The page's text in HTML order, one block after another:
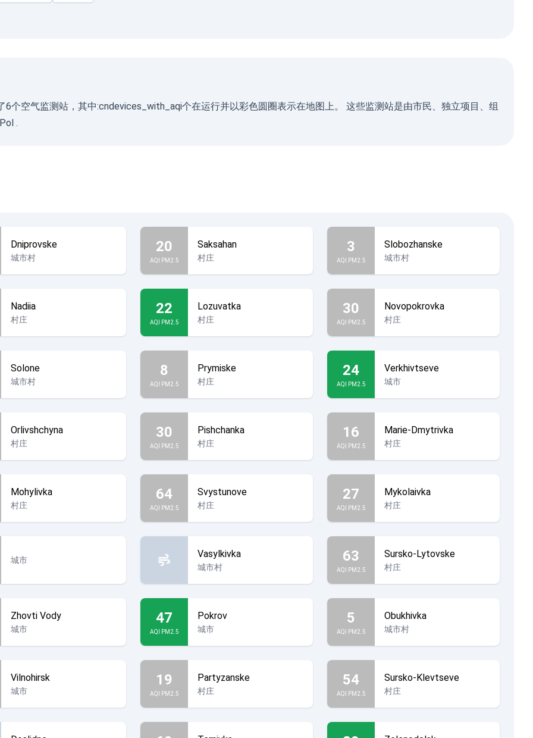
个空气监测站，其中:cndevices_with_aqi个在运行并以彩色圆圈表示在地图上。 这些监测站是由市民、独立项目、组
.
Dniprovske
城市村
20
AQI PM2.5
Saksahan
村庄
3
AQI PM2.5
Slobozhanske
城市村
Nadiia
村庄
22
AQI PM2.5
Lozuvatka
村庄
30
AQI PM2.5
Novopokrovka
村庄
Solone
城市村
8
AQI PM2.5
Prymiske
村庄
24
AQI PM2.5
Verkhivtseve
城市
Orlivshchyna
村庄
30
AQI PM2.5
Pishchanka
村庄
16
AQI PM2.5
Marie-Dmytrivka
村庄
Mohylivka
村庄
64
AQI PM2.5
Svystunove
村庄
27
AQI PM2.5
Mykolaivka
村庄
城市
Vasylkivka
城市村
63
AQI PM2.5
Sursko-Lytovske
村庄
Zhovti Vody
城市
47
AQI PM2.5
Pokrov
城市
5
AQI PM2.5
Obukhivka
城市村
Vilnohirsk
城市
19
AQI PM2.5
Partyzanske
村庄
54
AQI PM2.5
Sursko-Klevtseve
村庄